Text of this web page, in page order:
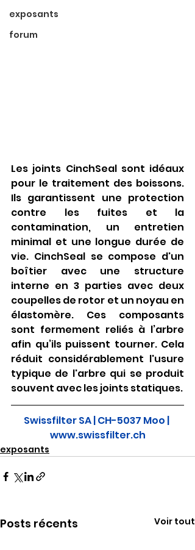
exposants
forum
Les joints CinchSeal sont idéaux
pour le traitement des boissons.
Ils garantissent une protection
contre les fuites et la
contamination, un entretien
minimal et une longue durée de
vie. CinchSeal se compose d'un
boîtier avec une structure
interne en 3 parties avec deux
coupelles de rotor et un noyau en
élastomère. Ces composants
sont fermement reliés à l’arbre
afin qu’ils puissent tourner. Cela
réduit considérablement l'usure
typique de l'arbre qui se produit
souvent avec les joints statiques.
Swissfilter SA | CH-5037 Moo |
www.swissfilter.ch
exposants
Posts récents Voir tout